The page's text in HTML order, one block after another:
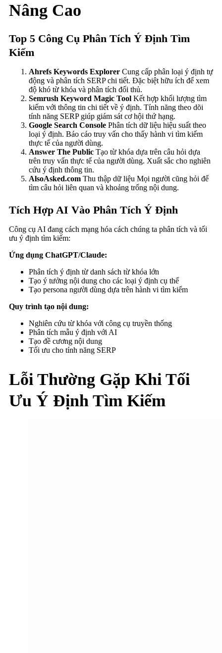
Nâng Cao
Top 5 Công Cụ Phân Tích Ý Định Tìm
Kiếm
Ahrefs Keywords Explorer Cung cấp phân loại ý định tự
động và phân tích SERP chi tiết. Đặc biệt hữu ích để xem
độ khó từ khóa và phân tích đối thủ.
Semrush Keyword Magic Tool Kết hợp khối lượng tìm
kiếm với thông tin chi tiết về ý định. Tính năng theo dõi
tính năng SERP giúp giám sát cơ hội thứ hạng.
Google Search Console Phân tích dữ liệu hiệu suất theo
loại ý định. Báo cáo truy vấn cho thấy hành vi tìm kiếm
thực tế của người dùng.
Answer The Public Tạo từ khóa dựa trên câu hỏi dựa
trên truy vấn thực tế của người dùng. Xuất sắc cho nghiên
cứu ý định thông tin.
AlsoAsked.com Thu thập dữ liệu Mọi người cũng hỏi để
tìm câu hỏi liên quan và khoảng trống nội dung.
Tích Hợp AI Vào Phân Tích Ý Định
Công cụ AI đang cách mạng hóa cách chúng ta phân tích và tối
ưu ý định tìm kiếm:
Ứng dụng ChatGPT/Claude:
Phân tích ý định từ danh sách từ khóa lớn
Tạo ý tưởng nội dung cho các loại ý định cụ thể
Tạo persona người dùng dựa trên hành vi tìm kiếm
Quy trình tạo nội dung:
Nghiên cứu từ khóa với công cụ truyền thống
Phân tích mẫu ý định với AI
Tạo đề cương nội dung
Tối ưu cho tính năng SERP
Lỗi Thường Gặp Khi Tối
Ưu Ý Định Tìm Kiếm